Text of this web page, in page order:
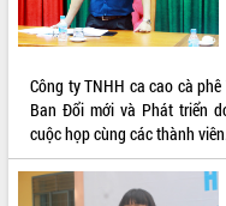
Công ty TNHH ca cao cà
Ban Đổi mới và Phát triển
cuộc họp cùng các thành